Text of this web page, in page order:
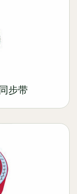
步带